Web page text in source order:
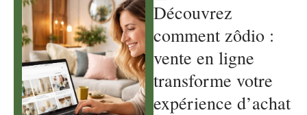
Découvrez
comment zôdio :
vente en ligne
transforme votre
expérience d’achat